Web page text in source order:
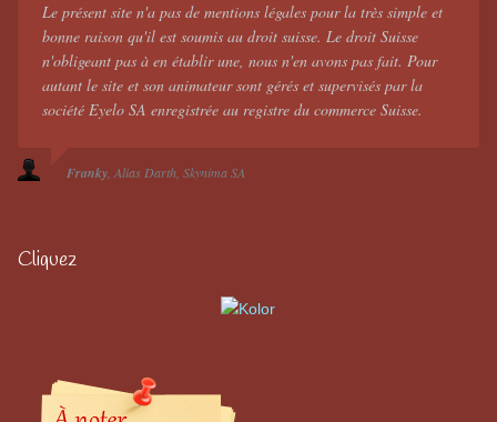
Le présent site n'a pas de mentions légales pour la très simple et
bonne raison qu'il est soumis au droit suisse. Le droit Suisse
n'obligeant pas à en établir une, nous n'en avons pas fait. Pour
autant le site et son animateur sont gérés et supervisés par la
société Eyelo SA enregistrée au registre du commerce Suisse.
Franky Alias Darth Skynima SA
Cliquez